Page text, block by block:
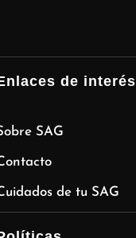
de interés
SAG
de tu SAG